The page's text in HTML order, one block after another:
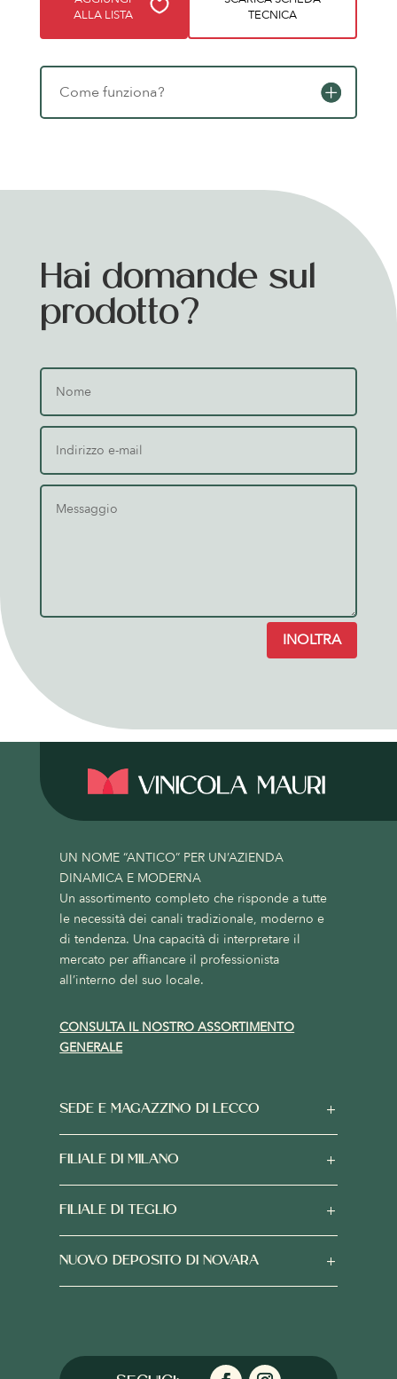
ALLA LISTA
TECNICA
Come funziona?
Hai domande sul
prodotto?
INOLTRA
UN NOME “ANTICO” PER UN’AZIENDA
DINAMICA E MODERNA
Un assortimento completo che risponde a tutte
le necessità dei canali tradizionale, moderno e
di tendenza. Una capacità di interpretare il
mercato per affiancare il professionista
all’interno del suo locale.
CONSULTA IL NOSTRO ASSORTIMENTO
GENERALE
SEDE E MAGAZZINO DI LECCO
FILIALE DI MILANO
FILIALE DI TEGLIO
NUOVO DEPOSITO DI NOVARA